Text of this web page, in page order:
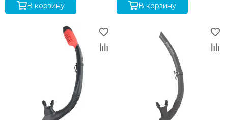
В корзину В корзину